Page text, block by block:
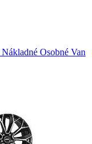
Nákladné Osobné Van